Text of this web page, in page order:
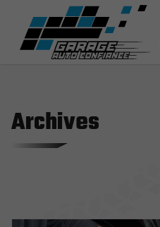
Archives